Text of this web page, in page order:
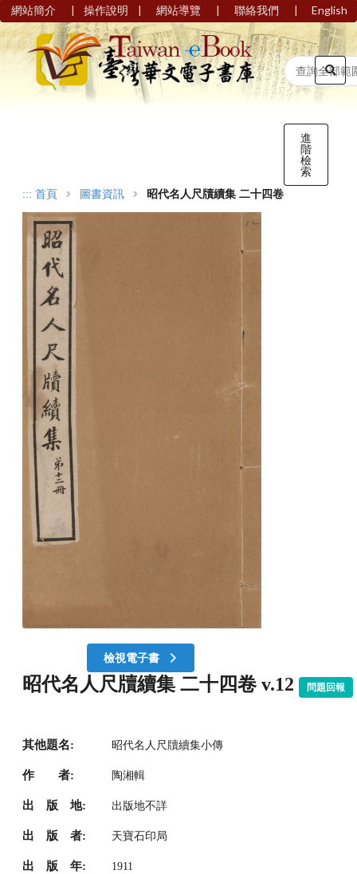
網站簡介 | 操作說明 | 網站導覽 | 聯絡我們 | English
進
階
檢
索
::: 首頁 圖書資訊 昭代名人尺牘續集 二十四卷
檢視電子書
昭代名人尺牘續集 二十四卷 v.12 問題回報
其他題名: 昭代名人尺牘續集小傳
作 者: 陶湘輯
出 版 地: 出版地不詳
出 版 者: 天寶石印局
出 版 年: 1911